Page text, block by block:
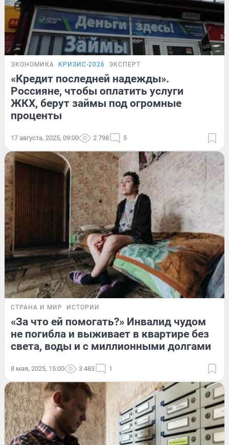
ЭКОНОМИКА КРИЗИС-2026 ЭКСПЕРТ
«Кредит последней надежды».
Россияне, чтобы оплатить услуги
ЖКХ, берут займы под огромные
проценты
17 августа, 2025, 09:00 2 798 5
СТРАНА И МИР ИСТОРИИ
«За что ей помогать?» Инвалид чудом
не погибла и выживает в квартире без
света, воды и с миллионными долгами
8 мая, 2025, 15:00 3 483 1